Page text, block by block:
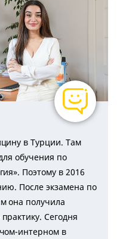
в Турции. Там
обучения по
Поэтому в 2016
После экзамена по
она получила
Сегодня
интерном в